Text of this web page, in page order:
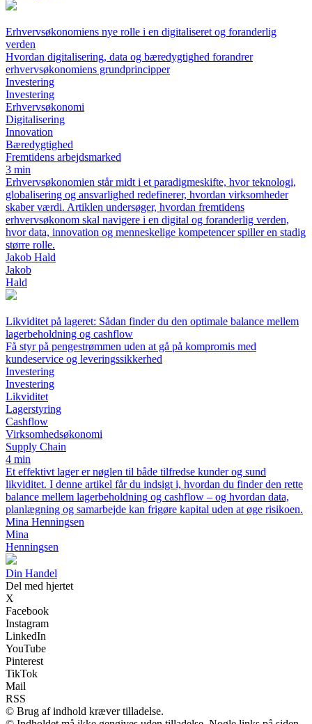
Erhvervsøkonomiens nye rolle i en digitaliseret og foranderlig
verden
Hvordan digitalisering, data og bæredygtighed forandrer
erhvervsøkonomiens grundprincipper
Investering
Investering
Erhvervsøkonomi
Digitalisering
Innovation
Bæredygtighed
Fremtidens arbejdsmarked
3 min
Erhvervsøkonomien står midt i et paradigmeskifte, hvor teknologi,
globalisering og ansvarlighed redefinerer, hvordan virksomheder
skaber værdi. Artiklen undersøger, hvordan fremtidens
erhvervsøkonom skal navigere i en digital og foranderlig verden,
hvor data, innovation og menneskelige kompetencer spiller en stadig
større rolle.
Jakob Hald
Jakob
Hald
Likviditet på lageret: Sådan finder du den optimale balance mellem
lagerbeholdning og cashflow
Få styr på pengestrømmen uden at gå på kompromis med
kundeservice og leveringssikkerhed
Investering
Investering
Likviditet
Lagerstyring
Cashflow
Virksomhedsøkonomi
Supply Chain
4 min
Et effektivt lager er nøglen til både tilfredse kunder og sund
likviditet. I denne artikel får du indsigt i, hvordan du finder den rette
balance mellem lagerbeholdning og cashflow – og hvordan data,
planlægning og samarbejde kan frigøre kapital uden at øge risikoen.
Mina Henningsen
Mina
Henningsen
Din Handel
Del med hjertet
X
Facebook
Instagram
LinkedIn
YouTube
Pinterest
TikTok
Mail
RSS
© Brug af indhold kræver tilladelse.